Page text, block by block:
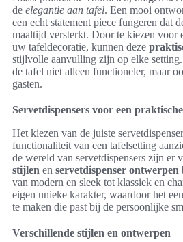
de elegantie aan tafel. Een mooi
een echt statement piece fungeren dat
maaltijd versterkt. Door te kiezen voor
uw tafeldecoratie, kunnen deze
stijlvolle aanvulling zijn op elke
de tafel niet alleen functioneler, maar
gasten.
Servetdispensers voor een
Het kiezen van de juiste
functionaliteit van een tafelsetting
de wereld van servetdispensers zijn er
stijlen en servetdispenser ontwerpen
van modern en sleek tot klassiek en
eigen unieke karakter, waardoor het
te maken die past bij de persoonlijke
Verschillende stijlen en ontwerpen